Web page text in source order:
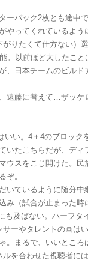
ーバック2枚とも途中
やってくれているよう
りたくて仕方ない）
。以前ほど大したこ
、日本チームのビル
遠藤に替えて…ザッケ
い。4＋4のブロック
いたこちらだが、デ
ウスをこじ開けた。民
ぞ。
いているように随分中
み（試合が止まった時
及ばない。ハーフタ
ーやタレントの画は
まるで、いいところ
を合わせた視聴者に